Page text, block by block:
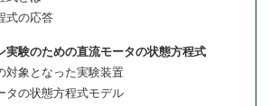
の応答
実験のための直流モータの状態方程式
象となった実験装置
の状態方程式モデル